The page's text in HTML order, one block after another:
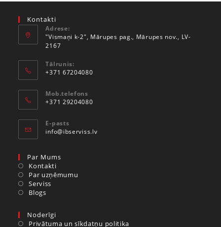
Kontakti
Adrese:
"Vismaņi k-2", Mārupes pag., Mārupes nov., LV-
2167
Tālrunis:
+371 67204080
Mob.telefons
+371 29204080
E-pasts
info@ibserviss.lv
Par Mums
Kontakti
Par uzņēmumu
Serviss
Blogs
Noderīgi
Privātuma un sīkdatņu politika